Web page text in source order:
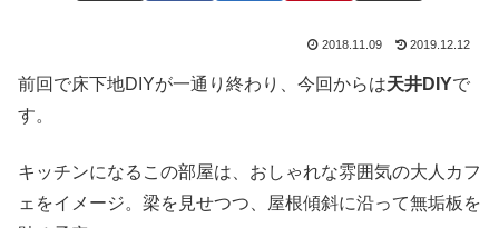
2018.11.09 2019.12.12
前回で床下地DIYが一通り終わり、今回からは天井DIYで
す。
キッチンになるこの部屋は、おしゃれな雰囲気の大人カフ
ェをイメージ。梁を見せつつ、屋根傾斜に沿って無垢板を